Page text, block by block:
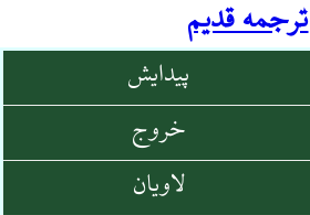
ترجمه قدیم
پیدایش
خروج
لاویان